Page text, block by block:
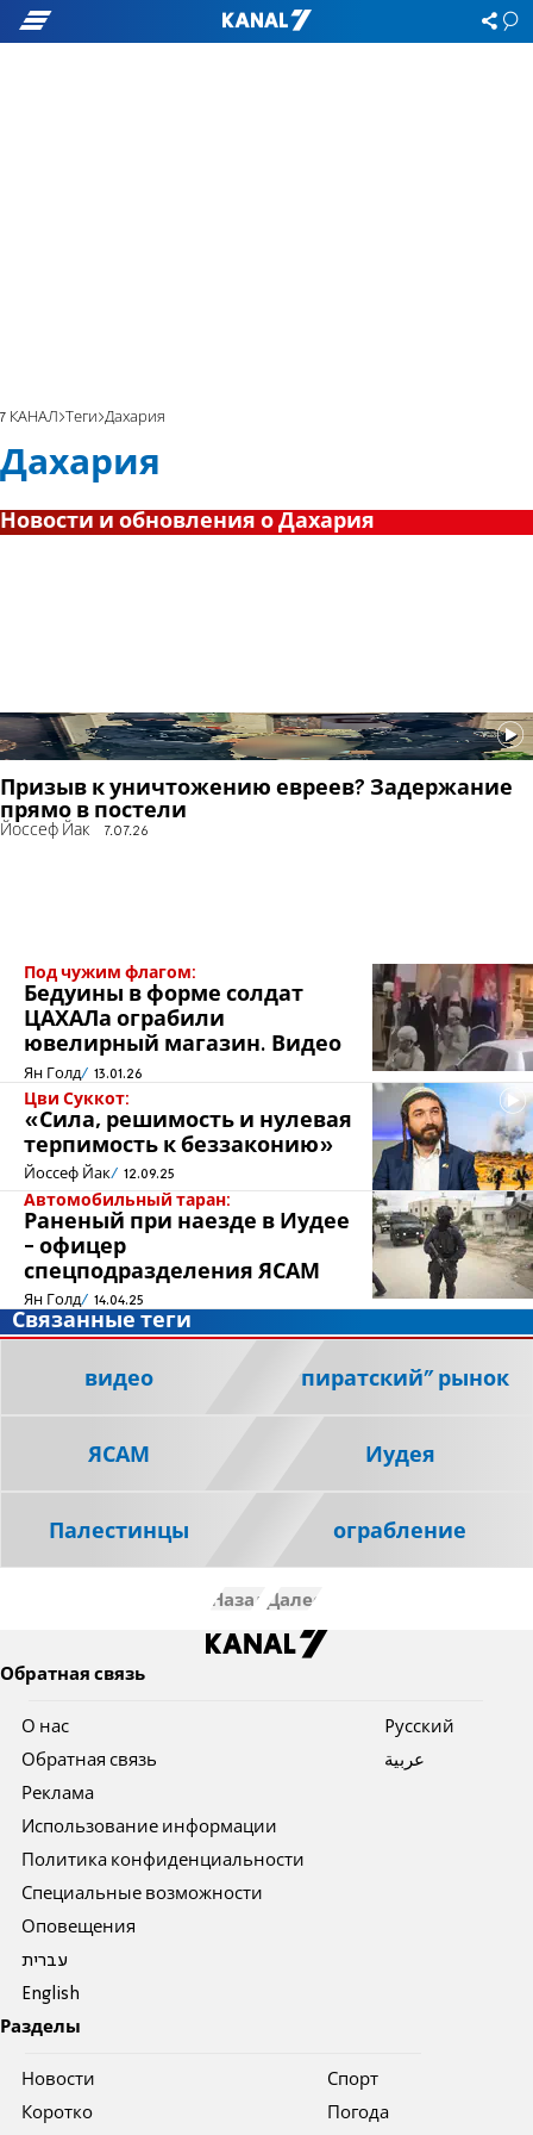
7 КАНАЛ Теги Дахария
Дахария
Новости и обновления о Дахария
Призыв к уничтожению евреев? Задержание
прямо в постели
Йоссеф Йак 7.07.26
Под чужим флагом:
Бедуины в форме солдат
ЦАХАЛа ограбили
ювелирный магазин. Видео
Ян Голд 13.01.26
Цви Суккот:
«Сила, решимость и нулевая
терпимость к беззаконию»
Йоссеф Йак 12.09.25
Автомобильный таран:
Раненый при наезде в Иудее
- офицер
спецподразделения ЯСАМ
Ян Голд 14.04.25
Связанные теги
видео “пиратский” рынок
ЯСАМ Иудея
Палестинцы ограбление
Назад Далее
Обратная связь
О нас
Обратная связь
Реклама
Использование информации
Политика конфиденциальности
Специальные возможности
Оповещения
עברית
English
Pусский
عربية
Разделы
Новости
Коротко
Спорт
Погода